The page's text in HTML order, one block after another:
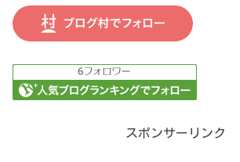
スポンサーリンク